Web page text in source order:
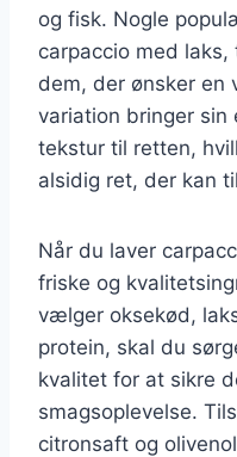
og fisk. Nogle
carpaccio med
dem, der ønsker en
variation bringer sin
tekstur til retten,
alsidig ret, der kan
Når du laver
friske og
vælger oksekød,
protein, skal du
kvalitet for at sikre
smagsoplevelse.
citronsaft og